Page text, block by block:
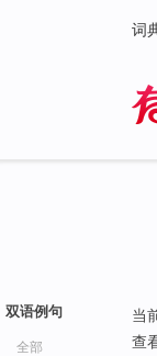
词
双语例句
全部
当
查